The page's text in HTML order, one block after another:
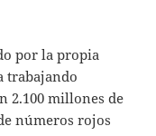
por la propia
tra­bajando
2.100 millones de
números rojos